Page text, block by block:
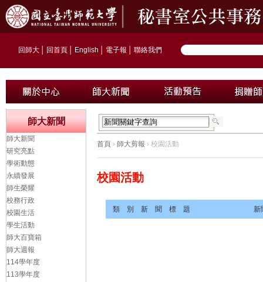
回師大 回首頁 English 電子報 聯絡我們
首頁 › 師大剪報 › 校園活動
校園活動
類 別 新 聞 標 題 新
師大新聞
師大新聞
研究亮點
學術動態
永續發展
師生榮耀
校務行政
校園生活
學生活動
師大百寶箱
師大週報
114學年度
113學年度